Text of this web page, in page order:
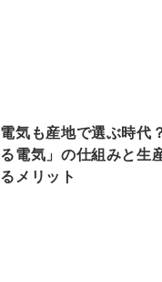
電気も産地で選ぶ時代
る電気」の仕組みと生
るメリット